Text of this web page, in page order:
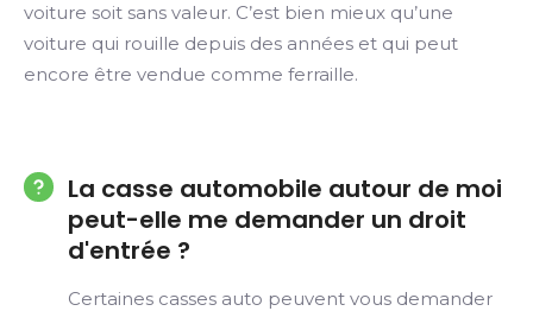
voiture soit sans valeur. C’est bien mieux qu’une
voiture qui rouille depuis des années et qui peut
encore être vendue comme ferraille.
La casse automobile autour de moi
peut-elle me demander un droit
d'entrée ?
Certaines casses auto peuvent vous demander